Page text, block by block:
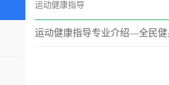
运动健康指导
运动健康指导专业介绍—全民